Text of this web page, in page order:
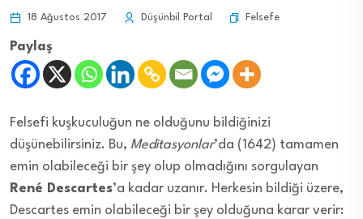
18 Ağustos 2017 Düşünbil Portal Felsefe
Paylaş
Felsefi kuşkuculuğun ne olduğunu bildiğinizi
düşünebilirsiniz. Bu, Meditasyonlar’da (1642) tamamen
emin olabileceği bir şey olup olmadığını sorgulayan
René Descartes’a kadar uzanır. Herkesin bildiği üzere,
Descartes emin olabileceği bir şey olduğuna karar verir: